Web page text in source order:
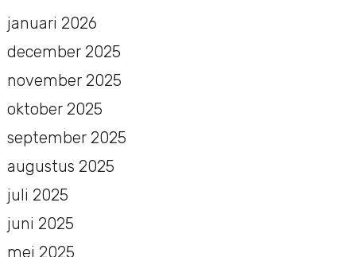
januari 2026
december 2025
november 2025
oktober 2025
september 2025
augustus 2025
juli 2025
juni 2025
mei 2025